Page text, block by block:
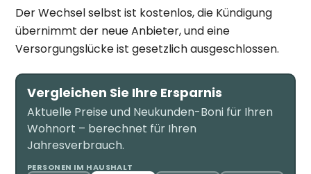
Der Wechsel selbst ist kostenlos, die Kündigung
übernimmt der neue Anbieter, und eine
Versorgungslücke ist gesetzlich ausgeschlossen.
Vergleichen Sie Ihre Ersparnis
Aktuelle Preise und Neukunden-Boni für Ihren
Wohnort – berechnet für Ihren
Jahresverbrauch.
PERSONEN IM HAUSHALT